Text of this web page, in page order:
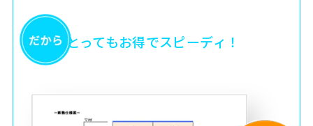
とってもお得でスピーディ！